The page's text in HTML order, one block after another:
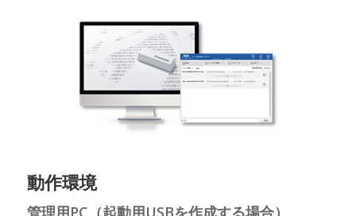
動作環境
管理用PC（起動用USBを作成する場合）